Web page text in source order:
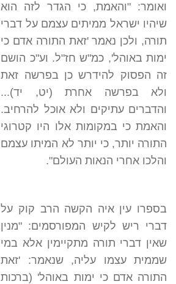
ואומר: "והאמת, כי הגדר לזה הוא
שיהיו ישראל ממיתים עצמם על דברי
תורה, ולכן נאמר 'זאת התורה אדם כי
ימות באוהל', כמ"ש חז"ל. וע"כ הושם
זה הפסוק להידרש כן בפרשה זאת
ולא בפרשה אחרת (יט, יד)...
והדברים עתיקים ולא אוכל להרחיב.
והאמת כי במקומות אלו היו קטרוגי
התורה יותר, כי יותר לא המיתו עצמם
והלכו אחרי הנאות העולם".
בספרו עין איה הקשה הרב קוק על
דברי ריש לקיש המפורסמים: "מנין
שאין דברי תורה מתקיימין אלא במי
שממית עצמו עליה, שנאמר: 'זאת
התורה אדם כי ימות באוהל' (ברכות